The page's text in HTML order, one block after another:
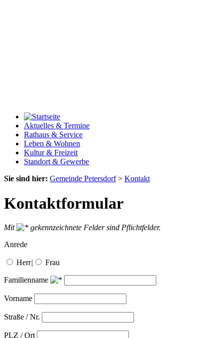
Aktuelles & Termine
Rathaus & Service
Leben & Wohnen
Kultur & Freizeit
Standort & Gewerbe
Sie sind hier: Gemeinde Petersdorf> Kontakt
Kontaktformular
Mit
gekennzeichnete Felder sind Pflichtfelder.
Anrede
Herr| Frau
Familienname
Vorname
Straße / Nr.
PLZ / Ort